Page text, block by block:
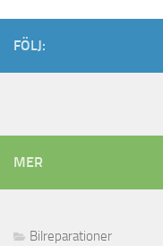
FÖLJ:
MER
Bilreparationer